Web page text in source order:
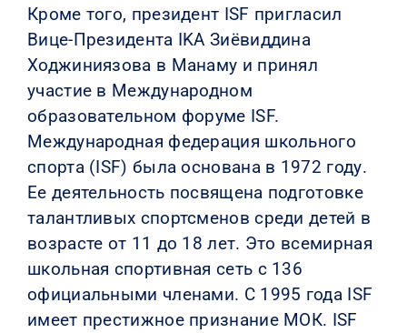
Кроме того, президент ISF пригласил
Вице-Президента IKA Зиёвиддина
Ходжиниязова в Манаму и принял
участие в Международном
образовательном форуме ISF.
Международная федерация школьного
спорта (ISF) была основана в 1972 году.
Ее деятельность посвящена подготовке
талантливых спортсменов среди детей в
возрасте от 11 до 18 лет. Это всемирная
школьная спортивная сеть с 136
официальными членами. С 1995 года ISF
имеет престижное признание МОК. ISF